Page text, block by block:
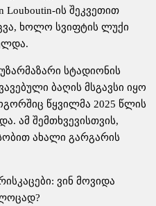
ის შეკვეთით
ხოლო სვიფტის ლუქი
სტადიონის
ბაღის მსგავსი იყო
წყვილმა 2025 წლის
ამ შემთხვევისთვის,
ახალი გარგარის
ვინ მოვიდა